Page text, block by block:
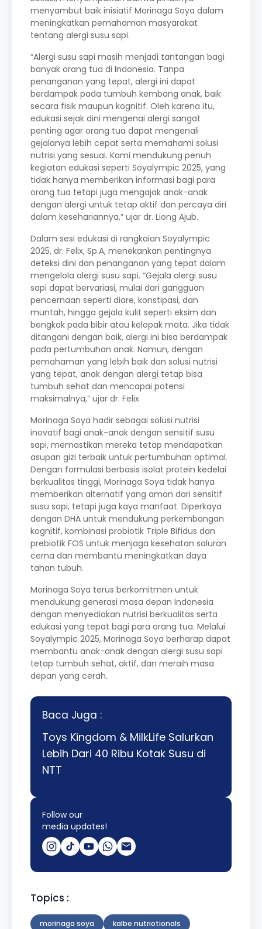
menyambut baik inisiatif Morinaga Soya dalam
meningkatkan pemahaman masyarakat
tentang alergi susu sapi.
“Alergi susu sapi masih menjadi tantangan bagi
banyak orang tua di Indonesia. Tanpa
penanganan yang tepat, alergi ini dapat
berdampak pada tumbuh kembang anak, baik
secara fisik maupun kognitif. Oleh karena itu,
edukasi sejak dini mengenai alergi sangat
penting agar orang tua dapat mengenali
gejalanya lebih cepat serta memahami solusi
nutrisi yang sesuai. Kami mendukung penuh
kegiatan edukasi seperti Soyalympic 2025, yang
tidak hanya memberikan informasi bagi para
orang tua tetapi juga mengajak anak-anak
dengan alergi untuk tetap aktif dan percaya diri
dalam kesehariannya,” ujar dr. Liong Ajub.
Dalam sesi edukasi di rangkaian Soyalympic
2025, dr. Felix, Sp.A, menekankan pentingnya
deteksi dini dan penanganan yang tepat dalam
mengelola alergi susu sapi. “Gejala alergi susu
sapi dapat bervariasi, mulai dari gangguan
pencernaan seperti diare, konstipasi, dan
muntah, hingga gejala kulit seperti eksim dan
bengkak pada bibir atau kelopak mata. Jika tidak
ditangani dengan baik, alergi ini bisa berdampak
pada pertumbuhan anak. Namun, dengan
pemahaman yang lebih baik dan solusi nutrisi
yang tepat, anak dengan alergi tetap bisa
tumbuh sehat dan mencapai potensi
maksimalnya,” ujar dr. Felix​
Morinaga Soya hadir sebagai solusi nutrisi
inovatif bagi anak-anak dengan sensitif susu
sapi, memastikan mereka tetap mendapatkan
asupan gizi terbaik untuk pertumbuhan optimal.
Dengan formulasi berbasis isolat protein kedelai
berkualitas tinggi, Morinaga Soya tidak hanya
memberikan alternatif yang aman dari sensitif
susu sapi, tetapi juga kaya manfaat. Diperkaya
dengan DHA untuk mendukung perkembangan
kognitif, kombinasi probiotik Triple Bifidus dan
prebiotik FOS untuk menjaga kesehatan saluran
cerna dan membantu meningkatkan daya
tahan tubuh.
Morinaga Soya terus berkomitmen untuk
mendukung generasi masa depan Indonesia
dengan menyediakan nutrisi berkualitas serta
edukasi yang tepat bagi para orang tua. Melalui
Soyalympic 2025, Morinaga Soya berharap dapat
membantu anak-anak dengan alergi susu sapi
tetap tumbuh sehat, aktif, dan meraih masa
depan yang cerah.
Baca Juga :
Toys Kingdom & MilkLife Salurkan
Lebih Dari 40 Ribu Kotak Susu di
NTT
Follow our
media updates!
Topics :
morinaga soya
kalbe nutriotionals